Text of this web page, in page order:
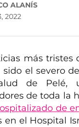
ALANÍS
2022
más tristes
sido el severo
de Pelé,
de toda la
de
en el Hospital